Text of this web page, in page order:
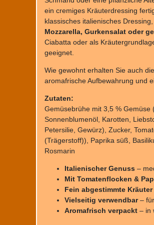
ein cremiges Kräuterdressing
klassisches italienisches
Mozzarella, Gurkensalat oder
Ciabatta oder als
geeignet.
Wie gewohnt erhalten Sie auch
aromafrische Aufbewahrung und
Zutaten:
Gemüsebrühe mit 3,5 % Gemüse
Sonnenblumenöl, Karotten,
Petersilie, Gewürz), Zucker,
(Trägerstoff)), Paprika süß,
Rosmarin
Italienischer Genuss –
Mit Tomatenflocken &
Fein abgestimmte Kräuter
Vielseitig verwendbar– für
Aromafrisch verpackt – in